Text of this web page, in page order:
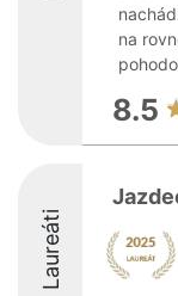
na
8.5
Laureáti